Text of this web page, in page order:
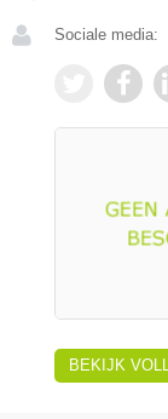
Sociale media:
BEKIJK